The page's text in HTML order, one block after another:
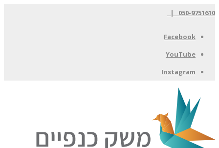
050-9751610 |
Facebook
YouTube
Instagram